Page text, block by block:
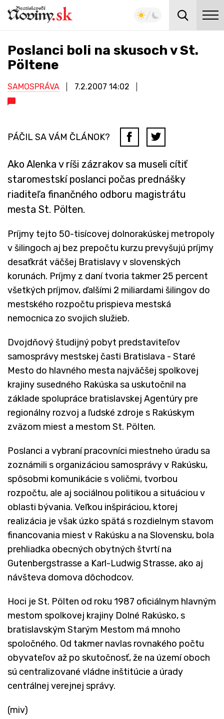
Poslanci boli na skusoch v St.
Pöltene
SAMOSPRÁVA 7.2.2007 14:02
PÁČIL SA VÁM ČLÁNOK?
Ako Alenka v ríši zázrakov sa museli cítiť
staromestskí poslanci počas prednášky
riaditeľa finančného odboru magistrátu
mesta St. Pölten.
Príjmy tejto 50-tisícovej dolnorakúskej metropoly
v šilingoch aj bez prepočtu kurzu prevyšujú príjmy
desaťkrát väčšej Bratislavy v slovenských
korunách. Príjmy z daní tvoria takmer 25 percent
všetkých príjmov, ďalšími 2 miliardami šilingov do
mestského rozpočtu prispieva mestská
nemocnica zo svojich služieb.
Dvojdňový študijný pobyt predstaviteľov
samosprávy mestskej časti Bratislava - Staré
Mesto do hlavného mesta najväčšej spolkovej
krajiny susedného Rakúska sa uskutočnil na
základe spolupráce bratislavskej Agentúry pre
regionálny rozvoj a ľudské zdroje s Rakúskym
zväzom miest a mestom St. Pölten.
Poslanci a vybraní pracovníci miestneho úradu sa
zoznámili s organizáciou samosprávy v Rakúsku,
spôsobmi komunikácie s voličmi, tvorbou
rozpočtu, ale aj sociálnou politikou a situáciou v
oblasti bývania. Veľkou inšpiráciou, ktorej
realizácia je však úzko spätá s rozdielnym stavom
financovania miest v Rakúsku a na Slovensku, bola
prehliadka obecných obytných štvrtí na
Gutenbergstrasse a Karl-Ludwig Strasse, ako aj
návšteva domova dôchodcov.
Hoci je St. Pölten od roku 1987 oficiálnym hlavným
mestom spolkovej krajiny Dolné Rakúsko, s
bratislavským Starým Mestom má mnoho
spoločného. Od takmer navlas rovnakého počtu
obyvateľov až po skutočnosť, že na území oboch
sú centralizované vládne inštitúcie a úrady
centrálnej verejnej správy.
(miv)